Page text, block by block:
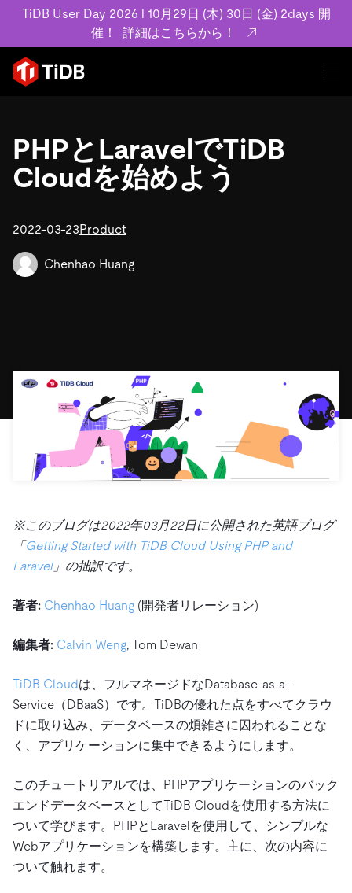
TiDB User Day 2026 l 10月29日 (木) 30日 (金) 2days 開
催！
詳細はこちらから！
プロダクト
MySQL互換の分散データベースで高可用性と水平スケ
ラビリティを備え大規模データをリアルタイムで処理
ます。
プラン
Integrations
TiSpark
OSS Insight
ユースケース
事例記事
ています。
業界
ユースケース
運用インテリジェンスの活用
MySQLワークロードの近代化
Build GenAI Applications
学習コンテンツ
ブログ
イベント
Developer Hub
Discord Community
PingCAP University
TiDB Labs 認定資格試験
会社概要
Trust Hub
お客様のデータの機密性、可用性、安全性について紹
ニュース
会社案内
キャリア
パートナー
お問い合わせ
TiDB Cloud
開発者ガイド
無料で始める
PHPとLaravelでTiDB
Cloudを始めよう
2022-03-23Product
Chenhao Huang
※このブログは2022年03月22日に公開された英語ブログ
「Getting Started with TiDB Cloud Using PHP and
Laravel」の拙訳です。
著者: Chenhao Huang (開発者リレーション)
編集者: Calvin Weng, Tom Dewan
TiDB Cloudは、フルマネージドなDatabase-as-a-
Service（DBaaS）です。TiDBの優れた点をすべてクラウ
ドに取り込み、データベースの煩雑さに囚われることな
く、アプリケーションに集中できるようにします。
このチュートリアルでは、PHPアプリケーションのバック
エンドデータベースとしてTiDB Cloudを使用する方法に
ついて学びます。PHPとLaravelを使用して、シンプルな
Webアプリケーションを構築します。主に、次の内容に
ついて触れます。